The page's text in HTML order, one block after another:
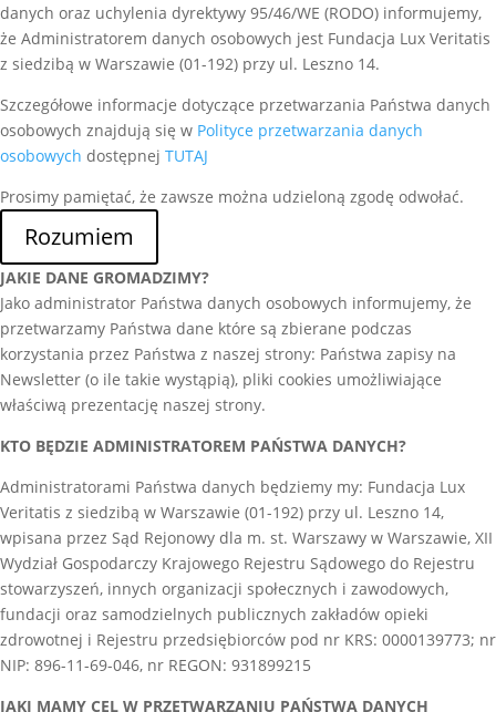
danych oraz uchylenia dyrektywy 95/46/WE (RODO) informujemy,
że Administratorem danych osobowych jest Fundacja Lux Veritatis
z siedzibą w Warszawie (01-192) przy ul. Leszno 14.
Szczegółowe informacje dotyczące przetwarzania Państwa danych
osobowych znajdują się w Polityce przetwarzania danych
osobowych dostępnej TUTAJ
Prosimy pamiętać, że zawsze można udzieloną zgodę odwołać.
Rozumiem
JAKIE DANE GROMADZIMY?
Jako administrator Państwa danych osobowych informujemy, że
przetwarzamy Państwa dane które są zbierane podczas
korzystania przez Państwa z naszej strony: Państwa zapisy na
Newsletter (o ile takie wystąpią), pliki cookies umożliwiające
właściwą prezentację naszej strony.
KTO BĘDZIE ADMINISTRATOREM PAŃSTWA DANYCH?
Administratorami Państwa danych będziemy my: Fundacja Lux
Veritatis z siedzibą w Warszawie (01-192) przy ul. Leszno 14,
wpisana przez Sąd Rejonowy dla m. st. Warszawy w Warszawie, XII
Wydział Gospodarczy Krajowego Rejestru Sądowego do Rejestru
stowarzyszeń, innych organizacji społecznych i zawodowych,
fundacji oraz samodzielnych publicznych zakładów opieki
zdrowotnej i Rejestru przedsiębiorców pod nr KRS: 0000139773; nr
NIP: 896-11-69-046, nr REGON: 931899215
JAKI MAMY CEL W PRZETWARZANIU PAŃSTWA DANYCH